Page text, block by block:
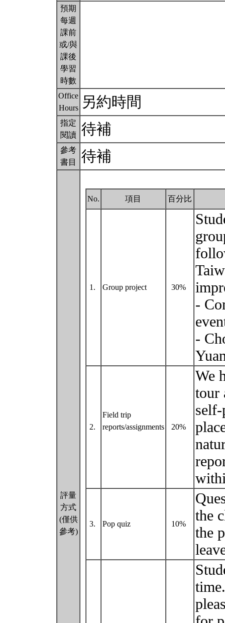
預期
每週
課前
或/與
課後
學習
時數
Office
Hours
另約時間
指定
閱讀 待補
參考
書目
待補
評量
方式
(僅供
參考)
No. 項目 百分比
1. Group project 30%
-
-
2.
Field trip
reports/assignments
20%
We
tour
3. Pop quiz 10%
the
the